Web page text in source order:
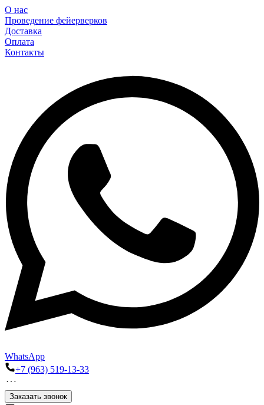
О нас
Проведение фейерверков
Доставка
Оплата
Контакты
WhatsApp
+7 (963) 519-13-33
Заказать звонок